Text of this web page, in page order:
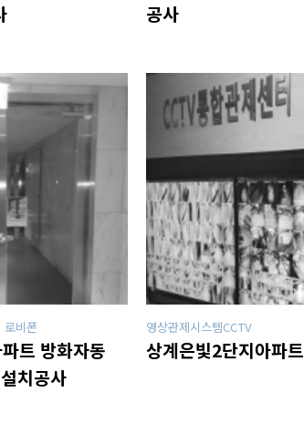
공사
로비폰
트 방화자동
치공사
영상관제시스템CCTV
상계은빛2단지아파트